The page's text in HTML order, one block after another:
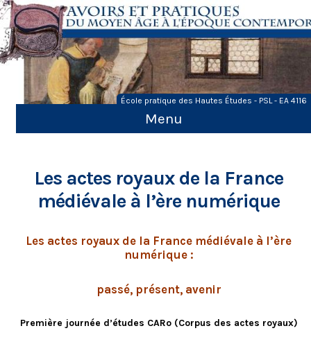
Skip
to
content
École pratique des Hautes Études - PSL - EA 4116
Menu
Les actes royaux de la France
médiévale à l’ère numérique
Les actes royaux de la France médiévale à l’ère
numérique :
passé, présent, avenir
Première journée d’études CARo (Corpus des actes royaux)